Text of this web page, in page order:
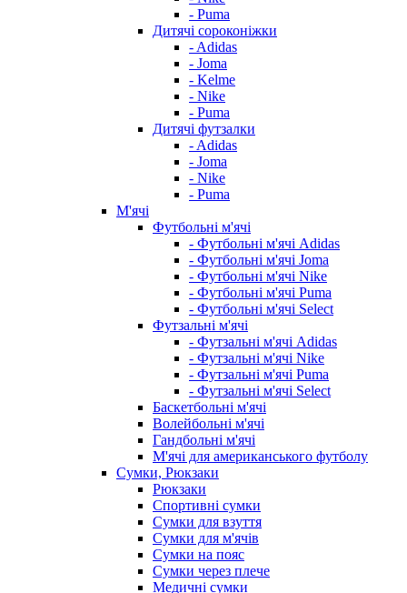
- Puma
Дитячі сороконіжки
- Adidas
- Joma
- Kelme
- Nike
- Puma
Дитячі футзалки
- Adidas
- Joma
- Nike
- Puma
М'ячі
Футбольні м'ячі
- Футбольні м'ячі Adidas
- Футбольні м'ячі Joma
- Футбольні м'ячі Nike
- Футбольні м'ячі Puma
- Футбольні м'ячі Select
Футзальні м'ячі
- Футзальні м'ячі Adidas
- Футзальні м'ячі Nike
- Футзальні м'ячі Puma
- Футзальні м'ячі Select
Баскетбольні м'ячі
Волейбольні м'ячі
Гандбольні м'ячі
М'ячі для американського футболу
Сумки, Рюкзаки
Рюкзаки
Спортивні сумки
Сумки для взуття
Сумки для м'ячів
Сумки на пояс
Сумки через плече
Медичні сумки